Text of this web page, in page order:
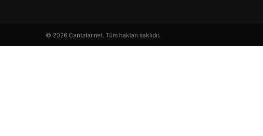
© 2026 Cantalar.net. Tüm hakları saklıdır.